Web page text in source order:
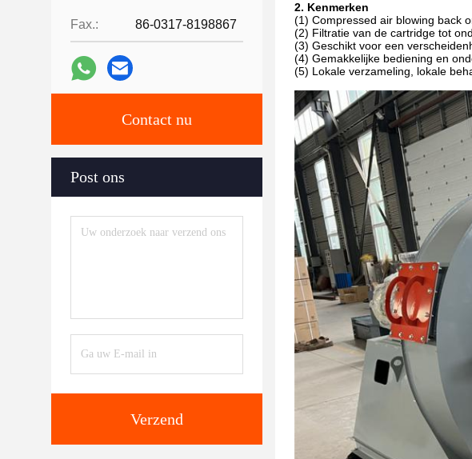
Fax.: 86-0317-8198867
Contact nu
Post ons
Verzend
2. Kenmerken
(1) Compressed air blowing back
(2) Filtratie van de cartridge tot
(3) Geschikt voor een
(4) Gemakkelijke bediening en
(5) Lokale verzameling, lokale